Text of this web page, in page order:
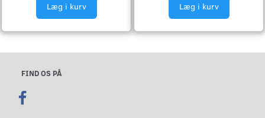
Læg i kurv Læg i kurv
FIND OS PÅ